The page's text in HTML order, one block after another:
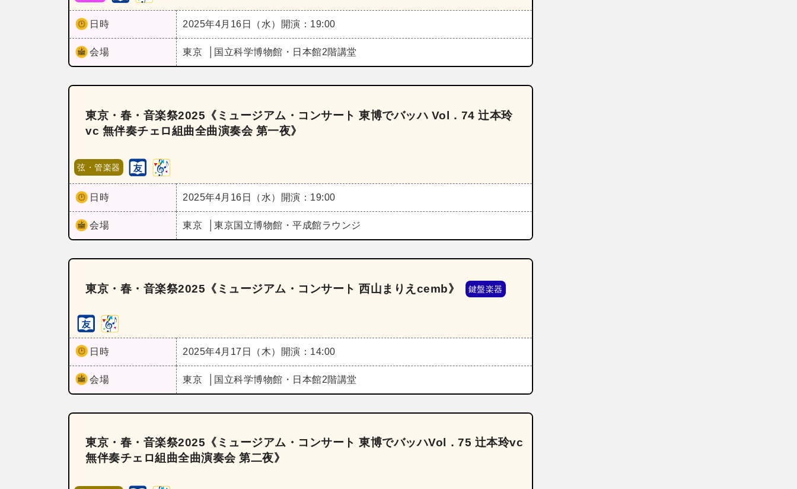
日時 2025年4月16日（水） 開演：19:00
会場 東京 国立科学博物館・日本館2階講堂
東京・春・音楽祭2025《ミュージアム・コンサート 東博でバッハ Vol．74 辻本玲
vc 無伴奏チェロ組曲全曲演奏会 第一夜》
弦・管楽器
日時 2025年4月16日（水） 開演：19:00
会場 東京 東京国立博物館・平成館ラウンジ
東京・春・音楽祭2025《ミュージアム・コンサート 西山まりえcemb》 鍵盤楽器
日時 2025年4月17日（木） 開演：14:00
会場 東京 国立科学博物館・日本館2階講堂
東京・春・音楽祭2025《ミュージアム・コンサート 東博でバッハVol．75 辻本玲vc
無伴奏チェロ組曲全曲演奏会 第二夜》